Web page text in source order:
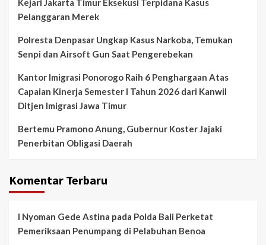
Kejari Jakarta Timur Eksekusi Terpidana Kasus
Pelanggaran Merek
Polresta Denpasar Ungkap Kasus Narkoba, Temukan
Senpi dan Airsoft Gun Saat Pengerebekan
Kantor Imigrasi Ponorogo Raih 6 Penghargaan Atas
Capaian Kinerja Semester I Tahun 2026 dari Kanwil
Ditjen Imigrasi Jawa Timur
Bertemu Pramono Anung, Gubernur Koster Jajaki
Penerbitan Obligasi Daerah
Komentar Terbaru
I Nyoman Gede Astina pada Polda Bali Perketat
Pemeriksaan Penumpang di Pelabuhan Benoa